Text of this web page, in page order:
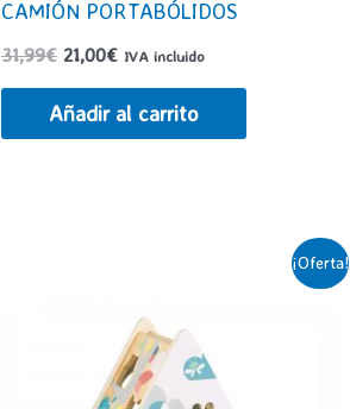
CAMIÓN PORTABÓLIDOS
31,99€ El
original
era:
21,00€El
actual
es:
IVA incluido
Añadir al carrito
¡Oferta!